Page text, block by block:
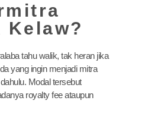
Kelaw?
tahu walik, tak heran jika
yang ingin menjadi mitra
Modal tersebut
royalty fee ataupun